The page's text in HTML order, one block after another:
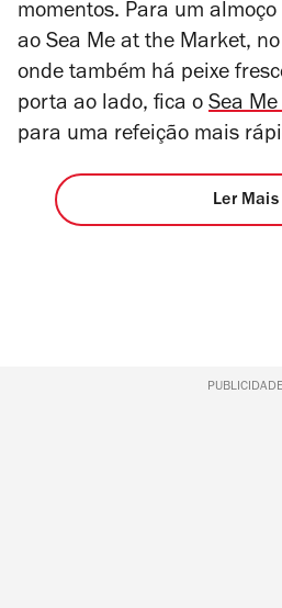
momentos. Para um
ao Sea Me at the Market,
onde também há peixe
porta ao lado, fica o Sea Me
para uma refeição mais
Ler Mais
PUBLICIDADE